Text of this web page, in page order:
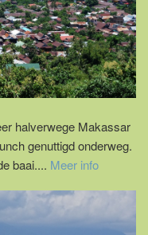
halverwege Makassar
genuttigd onderweg.
baai.... Meer info